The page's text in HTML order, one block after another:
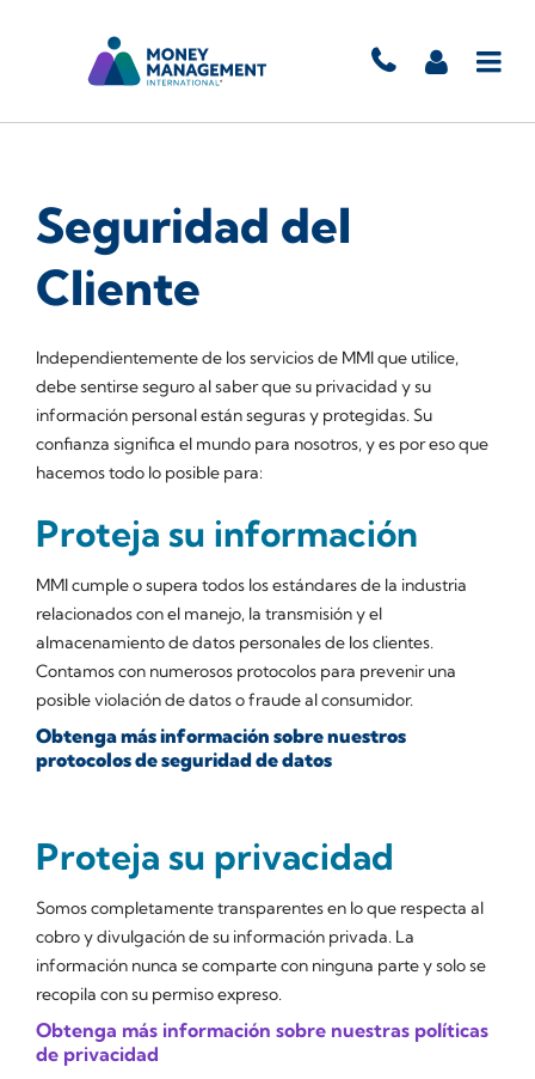
Seguridad del
Cliente
Independientemente de los servicios de MMI que utilice,
debe sentirse seguro al saber que su privacidad y su
información personal están seguras y protegidas. Su
confianza significa el mundo para nosotros, y es por eso que
hacemos todo lo posible para:
Proteja su información
MMI cumple o supera todos los estándares de la industria
relacionados con el manejo, la transmisión y el
almacenamiento de datos personales de los clientes.
Contamos con numerosos protocolos para prevenir una
posible violación de datos o fraude al consumidor.
Obtenga más información sobre nuestros
protocolos de seguridad de datos
Proteja su privacidad
Somos completamente transparentes en lo que respecta al
cobro y divulgación de su información privada. La
información nunca se comparte con ninguna parte y solo se
recopila con su permiso expreso.
Obtenga más información sobre nuestras políticas
de privacidad